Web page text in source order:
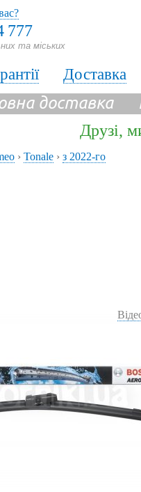
777
та міських
Доставка
доставка
Друзі,
› Tonale › з 2022-го